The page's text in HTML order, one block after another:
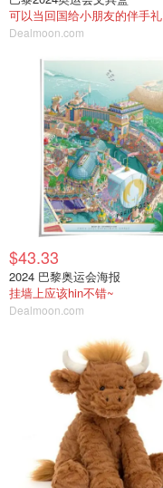
可以当回国给小朋友的伴手礼
Dealmoon.com
$43.33
2024 巴黎奥运会海报
挂墙上应该hin不错~
Dealmoon.com